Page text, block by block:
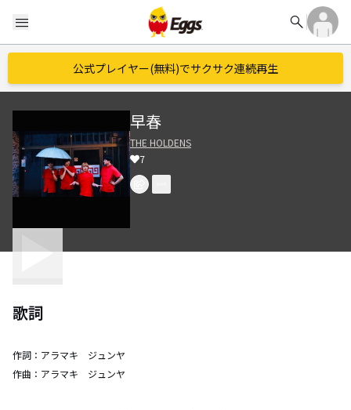
menu search
公式プレイヤー(無料)でサクサク連続再生
早春
THE HOLDENS
7
歌詞
作詞： アラマキ ジュンヤ
作曲： アラマキ ジュンヤ